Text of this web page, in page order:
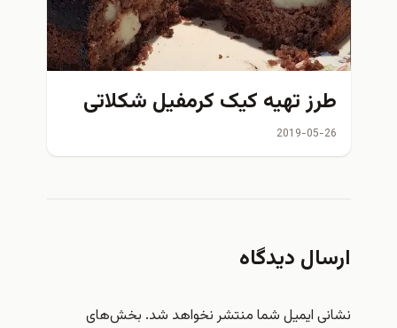
طرز تهیه کیک کرمفیل شکلاتی
2019-05-26
ارسال دیدگاه
نشانی ایمیل شما منتشر نخواهد شد. بخش‌های